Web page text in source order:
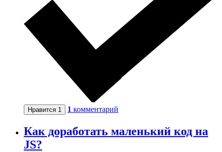
Нравится 1 1 комментарий
Как доработать маленький код на
JS?